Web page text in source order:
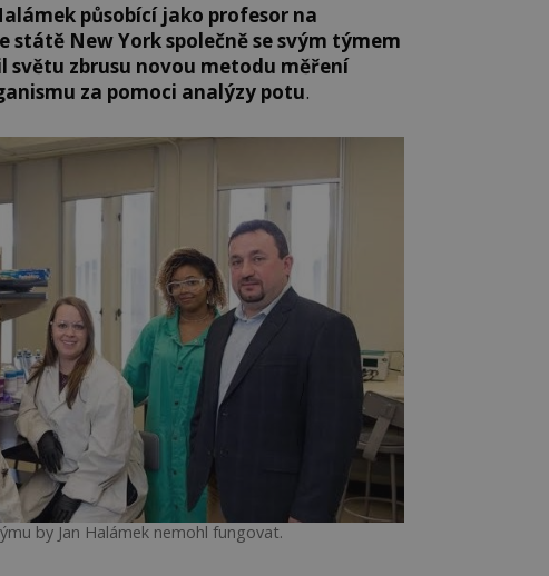
působící jako profesor na
státě New York společně se svým týmem
světu zbrusu novou metodu měření
za pomoci analýzy potu.
by Jan Halámek nemohl fungovat.